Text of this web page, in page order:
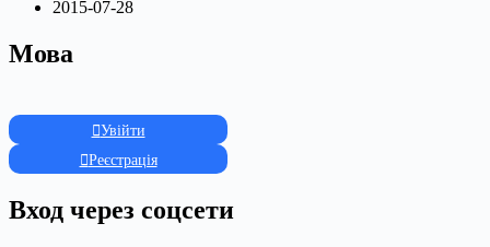
2015-07-28
Мова
Увійти
Реєстрація
Вход через соцсети